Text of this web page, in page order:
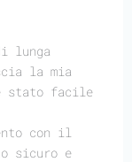
lunga
la mia
stato facile
con il
sicuro e